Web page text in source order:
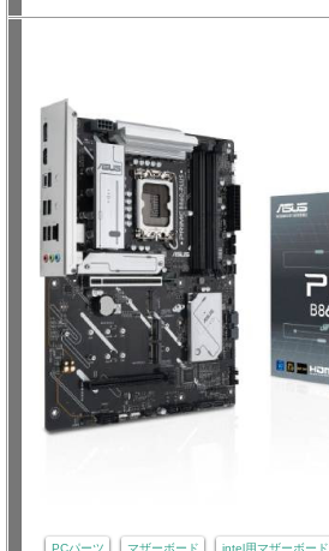
PCパーツ マザーボード intel用マザーボード